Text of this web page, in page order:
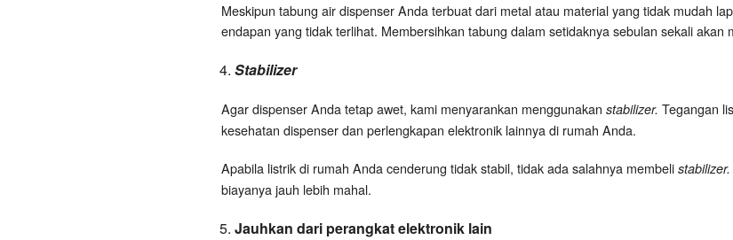
Meskipun tabung air dispenser Anda terbuat dari metal atau material yang tidak mudah
endapan yang tidak terlihat. Membersihkan tabung dalam setidaknya sebulan sekali akan
Stabilizer
Agar dispenser Anda tetap awet, kami menyarankan menggunakan stabilizer. Tegangan
kesehatan dispenser dan perlengkapan elektronik lainnya di rumah Anda.
Apabila listrik di rumah Anda cenderung tidak stabil, tidak ada salahnya membeli stabilizer.
biayanya jauh lebih mahal.
Jauhkan dari perangkat elektronik lain